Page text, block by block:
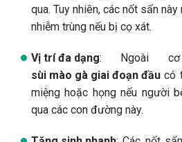
qua. Tuy nhiên, các nốt sẩn
nhiễm trùng nếu bị cọ xát.
Vị trí đa dạng: Ngoài
sùi mào gà giai đoạn đầu có
miệng hoặc họng nếu người
qua các con đường này.